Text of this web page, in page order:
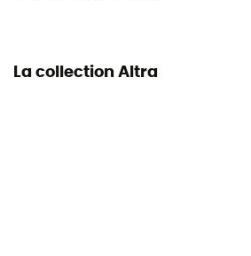
Matière de la tige
La collection Altra